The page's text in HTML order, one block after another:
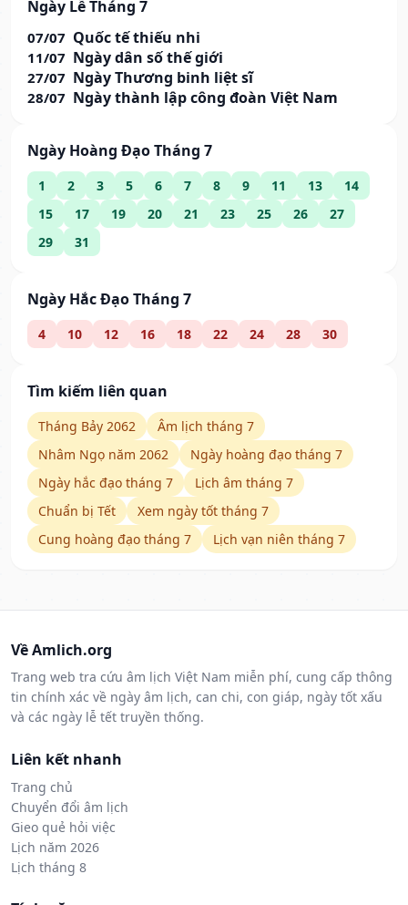
Ngày Lễ Tháng 7
07/07 Quốc tế thiếu nhi
11/07 Ngày dân số thế giới
27/07 Ngày Thương binh liệt sĩ
28/07 Ngày thành lập công đoàn Việt Nam
Ngày Hoàng Đạo Tháng 7
1 2 3 5 6 7 8 9 11 13
14
15
17 19 20 21 23 25 26
27
29
31
Ngày Hắc Đạo Tháng 7
4 10 12 16 18 22 24 28 30
Tìm kiếm liên quan
Tháng Bảy 2062
Âm lịch tháng 7
Nhâm Ngọ năm 2062
Ngày hoàng đạo tháng 7
Ngày hắc đạo tháng 7
Lịch âm tháng 7
Chuẩn bị Tết
Xem ngày tốt tháng 7
Cung hoàng đạo tháng 7
Lịch vạn niên tháng 7
Về Amlich.org
Trang web tra cứu âm lịch Việt Nam miễn phí, cung cấp thông
tin chính xác về ngày âm lịch, can chi, con giáp, ngày tốt xấu
và các ngày lễ tết truyền thống.
Liên kết nhanh
Trang chủ
Chuyển đổi âm lịch
Gieo quẻ hỏi việc
Lịch năm 2026
Lịch tháng 8